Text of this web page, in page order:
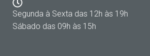
Segunda à Sexta das 12h às 19h
Sábado das 09h às 15h